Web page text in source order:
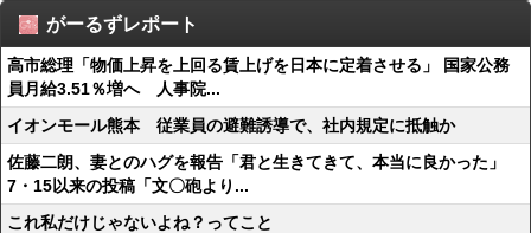
がーるずレポート
高市総理「物価上昇を上回る賃上げを日本に定着させる」 国家公務
員月給3.51％増へ 人事院...
イオンモール熊本 従業員の避難誘導で、社内規定に抵触か
佐藤二朗、妻とのハグを報告「君と生きてきて、本当に良かった」
7・15以来の投稿「文〇砲より...
これ私だけじゃないよね？ってこと